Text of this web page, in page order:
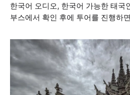
한국어 오디오, 한국어 가능한 태국
부스에서 확인 후에 투어를 진행하